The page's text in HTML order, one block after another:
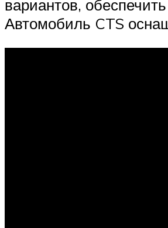
вариантов,
Автомобиль CTS